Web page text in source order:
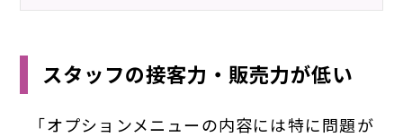
スタッフの接客力・販売力が低い
「オプションメニューの内容には特に問題が